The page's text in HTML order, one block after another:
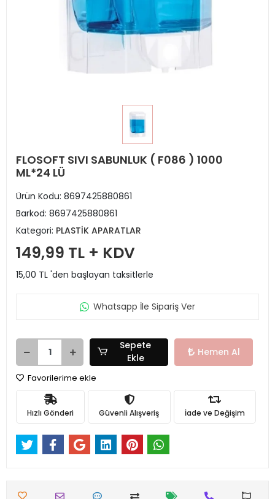
FLOSOFT SIVI SABUNLUK ( F086 ) 1000
ML*24 LÜ
Ürün Kodu: 8697425880861
Barkod: 8697425880861
Kategori: PLASTİK APARATLAR
149,99 TL + KDV
15,00 TL 'den başlayan taksitlerle
Whatsapp İle Sipariş Ver
Sepete
Ekle
Hemen Al
Favorilerime ekle
Hızlı Gönderi Güvenli Alışveriş İade ve Değişim